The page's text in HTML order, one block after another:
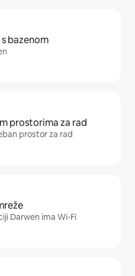
bazenom
prostorima za rad
prostor za rad
Darwen ima Wi-Fi